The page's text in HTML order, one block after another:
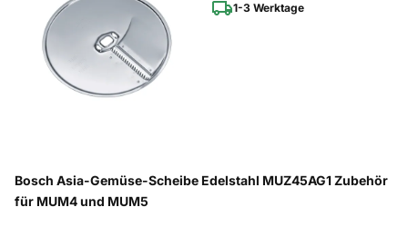
1-3 Werktage
Bosch Asia-Gemüse-Scheibe Edelstahl MUZ45AG1 Zubehör
für MUM4 und MUM5